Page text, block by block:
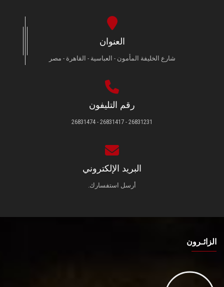
العنوان
شارع الخليفة المأمون - العباسية - القاهرة - مصر
رقم التليفون
26831231 - 26831417 - 26831474
البريد الإلكتروني
أرسل استفسارك.
الزائـرون